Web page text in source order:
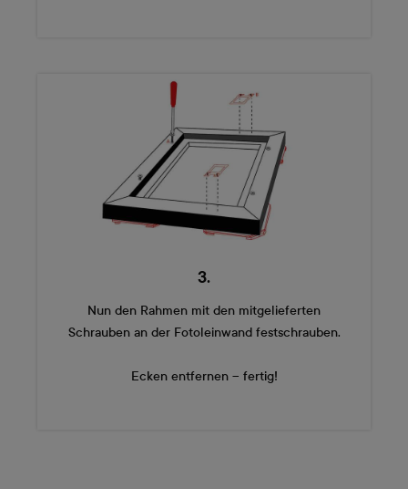
3.
Nun den Rahmen mit den mitgelieferten
Schrauben an der Fotoleinwand festschrauben.
Ecken entfernen – fertig!